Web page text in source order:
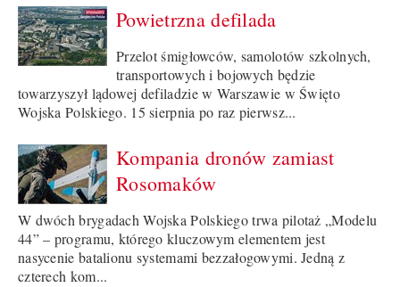
Powietrzna defilada
Przelot śmigłowców, samolotów szkolnych,
transportowych i bojowych będzie
towarzyszył lądowej defiladzie w Warszawie w Święto
Wojska Polskiego. 15 sierpnia po raz pierwsz...
Kompania dronów zamiast
Rosomaków
W dwóch brygadach Wojska Polskiego trwa pilotaż „Modelu
44” – programu, którego kluczowym elementem jest
nasycenie batalionu systemami bezzałogowymi. Jedną z
czterech kom...